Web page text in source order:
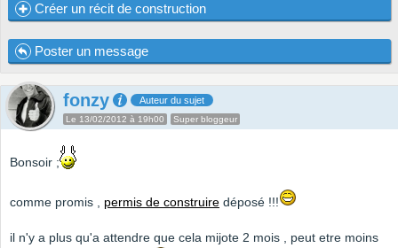
Créer un récit de construction
Poster un message
fonzy Auteur du sujet
Le 13/02/2012 à 19h00 Super bloggeur
Bonsoir ;
comme promis , permis de construire déposé !!!
il n'y a plus qu'a attendre que cela mijote 2 mois , peut etre moins